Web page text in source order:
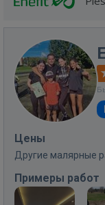
Цены
Другие малярные
Примеры работ